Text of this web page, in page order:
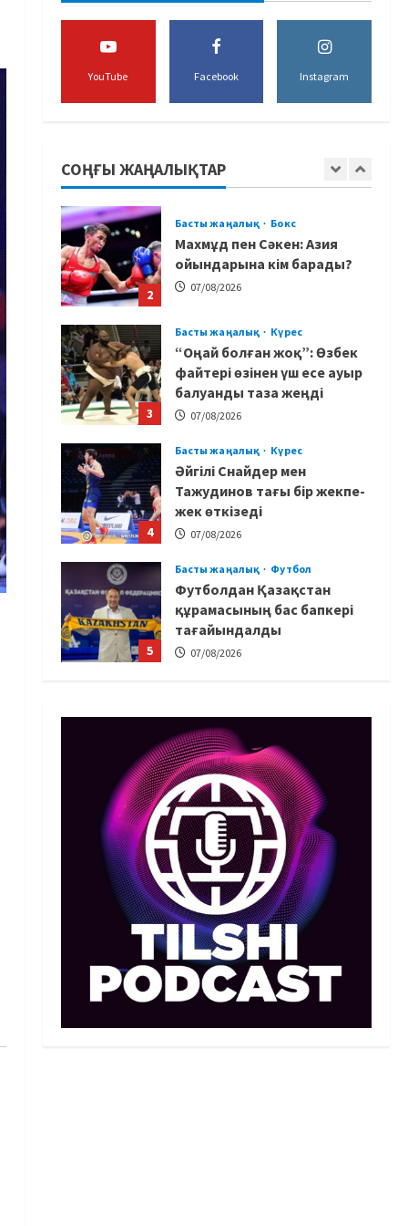
YouTube Facebook Instagram
СОҢҒЫ ЖАҢАЛЫҚТАР
құрамасының бас бапкері
тағайындалды
1
жағымсыз оқиғаны айтты
2
Басты жаңалық Бокс
Махмұд пен Сәкен: Азия
ойындарына кім барады?
07/08/2026
3
Басты жаңалық Күрес
“Оңай болған жоқ”: Өзбек
файтері өзінен үш есе ауыр
балуанды таза жеңді
07/08/2026
4
Басты жаңалық Күрес
Әйгілі Снайдер мен
Тажудинов тағы бір жекпе-
жек өткізеді
07/08/2026
5
Басты жаңалық Футбол
Футболдан Қазақстан
құрамасының бас бапкері
тағайындалды
07/08/2026
1
жапты: ММА менеджері
Арман Әшімов жайлы
жағымсыз оқиғаны айтты
07/08/2026
2
Басты жаңалық Бокс
Махмұд пен Сәкен: Азия
ойындарына кім барады?
07/08/2026
3
Басты жаңалық Күрес
“Оңай болған жоқ”: Өзбек
файтері өзінен үш есе ауыр
балуанды таза жеңді